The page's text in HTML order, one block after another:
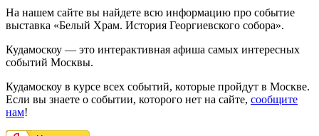
На нашем сайте вы найдете всю информацию про событие
выставка «Белый Храм. История Георгиевского собора».
Кудамоскоу — это интерактивная афиша самых интересных
событий Москвы.
Кудамоскоу в курсе всех событий, которые пройдут в Москве.
Если вы знаете о событии, которого нет на сайте, сообщите
нам!